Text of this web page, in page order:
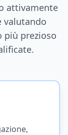
attivamente
valutando
più prezioso